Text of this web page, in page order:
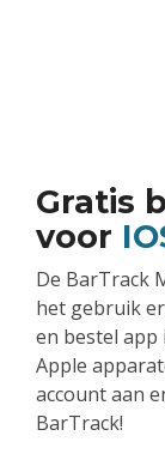
Gratis
voor
De BarTrack
het gebruik
en bestel app
Apple
account aan
BarTrack!